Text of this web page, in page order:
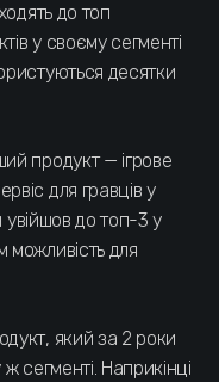
до топ
у своєму сегменті
десятки
продукт — ігрове
для гравців у
до топ-3 у
можливість для
який за 2 роки
сегменті. Наприкінці